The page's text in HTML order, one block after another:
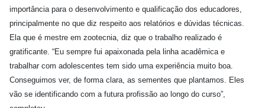
importância para o desenvolvimento e qualificação dos educadores,
principalmente no que diz respeito aos relatórios e dúvidas técnicas.
Ela que é mestre em zootecnia, diz que o trabalho realizado é
gratificante. “Eu sempre fui apaixonada pela linha acadêmica e
trabalhar com adolescentes tem sido uma experiência muito boa.
Conseguimos ver, de forma clara, as sementes que plantamos. Eles
vão se identificando com a futura profissão ao longo do curso”,